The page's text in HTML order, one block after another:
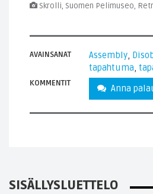
Skrolli, Suomen Pelimuseo,
AVAINSANAT Assembly,
tapahtuma,
KOMMENTIT Anna
SISÄLLYSLUETTELO